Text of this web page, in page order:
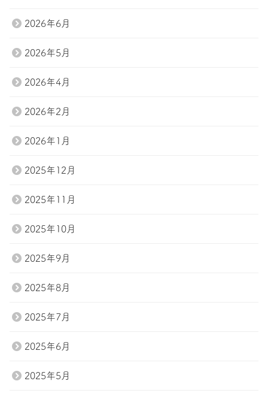
2026年6月
2026年5月
2026年4月
2026年2月
2026年1月
2025年12月
2025年11月
2025年10月
2025年9月
2025年8月
2025年7月
2025年6月
2025年5月